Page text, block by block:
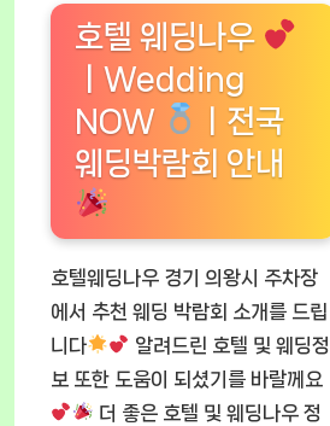
호텔 웨딩나우
ㅣWedding
NOW
ㅣ전국
웨딩박람회 안내
호텔웨딩나우 경기 의왕시 주차장
에서 추천 웨딩 박람회 소개를 드립
니다
알려드린 호텔 및 웨딩정
보 또한 도움이 되셨기를 바랄께요
더 좋은 호텔 및 웨딩나우 정